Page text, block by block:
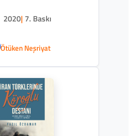
2020| 7. Baskı
Ötüken Neşriyat